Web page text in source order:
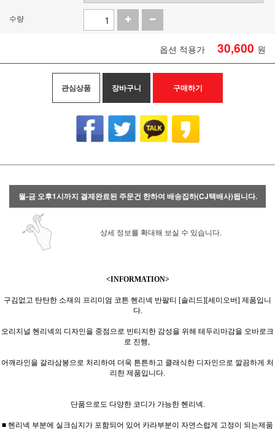
수량
옵션 적용가 30,600 원
관심상품 장바구니 구매하기
월-금 오후1시까지 결제완료된 주문건 한하여 배송집하(CJ택배사)됩니다.
상세 정보를 확대해 보실 수 있습니다.
<INFORMATION>
구김없고 탄탄한 소재의 프리미엄 코튼 헨리넥 반팔티 [솔리드][세미오버] 제품입니
다.
오리지널 헨리넥의 디자인을 중점으로 빈티지한 감성을 위해 테두리마감을 오바로크
로 진행,
어깨라인을 갈라삼봉으로 처리하여 더욱 튼튼하고 클래식한 디자인으로 깔끔하게 처
리한 제품입니다.
단품으로도 다양한 코디가 가능한 헨리넥.
■ 헨리넥 부분에 실크심지가 포함되어 있어 카라부분이 자연스럽게 고정이 되는제품